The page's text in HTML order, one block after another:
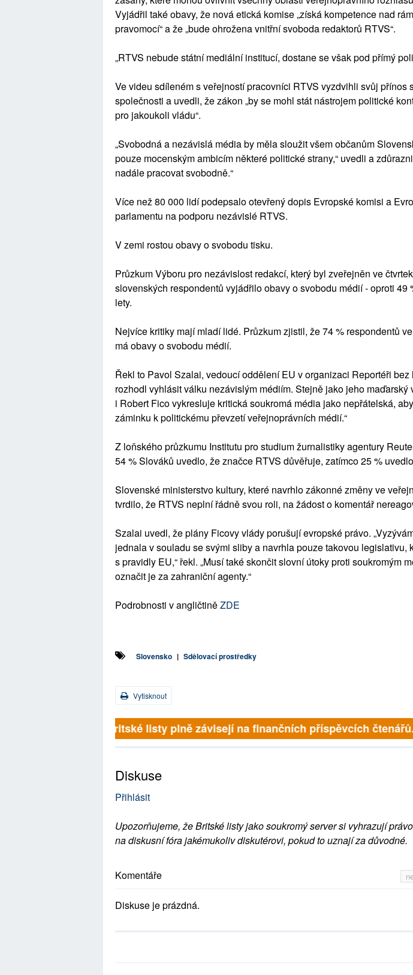
Vyjádřil také obavy, že nová etická komise „získá kompetence nad
pravomocí“ a že „bude ohrožena vnitřní svoboda redaktorů RTVS“.
„RTVS nebude státní mediální institucí, dostane se však pod přímý
Ve videu sdíleném s veřejností pracovníci RTVS vyzdvihli svůj přínos
společnosti a uvedli, že zákon „by se mohl stát nástrojem politické
pro jakoukoli vládu“.
„Svobodná a nezávislá média by měla sloužit všem občanům
pouze mocenským ambicím některé politické strany,“ uvedli a
nadále pracovat svobodně.“
Více než 80 000 lidí podepsalo otevřený dopis Evropské komisi a
parlamentu na podporu nezávislé RTVS.
V zemi rostou obavy o svobodu tisku.
Průzkum Výboru pro nezávislost redakcí, který byl zveřejněn ve
slovenských respondentů vyjádřilo obavy o svobodu médií - oproti 49
lety.
Nejvíce kritiky mají mladí lidé. Průzkum zjistil, že 74 % respondentů
má obavy o svobodu médií.
Řekl to Pavol Szalai, vedoucí oddělení EU v organizaci Reportéři bez
rozhodl vyhlásit válku nezávislým médiím. Stejně jako jeho maďarský
i Robert Fico vykresluje kritická soukromá média jako nepřátelská,
záminku k politickému převzetí veřejnoprávních médií.“
Z loňského průzkumu Institutu pro studium žurnalistiky agentury
54 % Slováků uvedlo, že značce RTVS důvěřuje, zatímco 25 %
Slovenské ministerstvo kultury, které navrhlo zákonné změny ve
tvrdilo, že RTVS neplní řádně svou roli, na žádost o komentář
Szalai uvedl, že plány Ficovy vlády porušují evropské právo.
jednala v souladu se svými sliby a navrhla pouze takovou legislativu,
s pravidly EU,“ řekl. „Musí také skončit slovní útoky proti soukromým
označit je za zahraniční agenty.“
Podrobnosti v angličtiněZDE
Slovensko | Sdělovací prostředky
Vytisknout
Britské listy plně závisejí na finančních příspěvcích
Diskuse
Přihlásit
Upozorňujeme, že Britské listy jako soukromý server si vyhrazují
na diskusní fóra jakémukoliv diskutérovi, pokud to uznají za důvodné.
Komentáře
Diskuse je prázdná.